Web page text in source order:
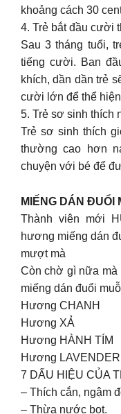
khoảng cách 30
4. Trẻ bắt đầu cười
Sau 3 tháng tuổi,
tiếng cười. Ban
khích, dần dần trẻ
cười lớn để thể
5. Trẻ sơ sinh thích
Trẻ sơ sinh thích
thường cao hơn
chuyện với bé để
MIẾNG DÁN ĐUỔI
Thành viên mới
hương miếng dán
mượt mà
Còn chờ gì nữa mà
miếng dán đuổi
Hương CHANH
Hương XẢ
Hương HÀNH TÍM
Hương LAVENDER
7 DẤU HIỆU CỦA
– Thích cắn, ngậm
– Thừa nước bọt.